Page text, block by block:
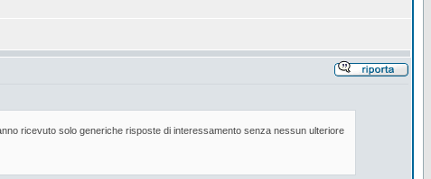
ricevuto solo generiche risposte di interessamento senza nessun ulteriore